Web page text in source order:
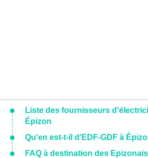
Liste des fournisseurs
Épizon
Qu'en est-t-il d'EDF-GDF à
FAQ à destination des Epizonais